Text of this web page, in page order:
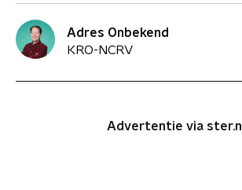
Adres Onbekend
KRO-NCRV
Advertentie via ster.nl